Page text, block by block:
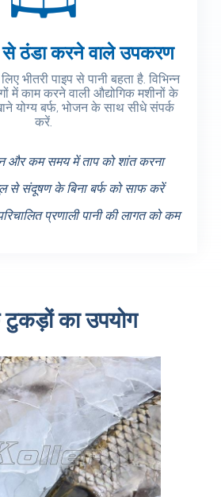
से ठंडा करने वाले उपकरण
भीतरी पाइप से पानी बहता है. विभिन्न
में काम करने वाली औद्योगिक मशीनों के
योग्य बर्फ, भोजन के साथ सीधे संपर्क
करें.
और कम समय में ताप को शांत करना
से संदूषण के बिना बर्फ को साफ करें
प्रणाली पानी की लागत को कम
का उपयोग